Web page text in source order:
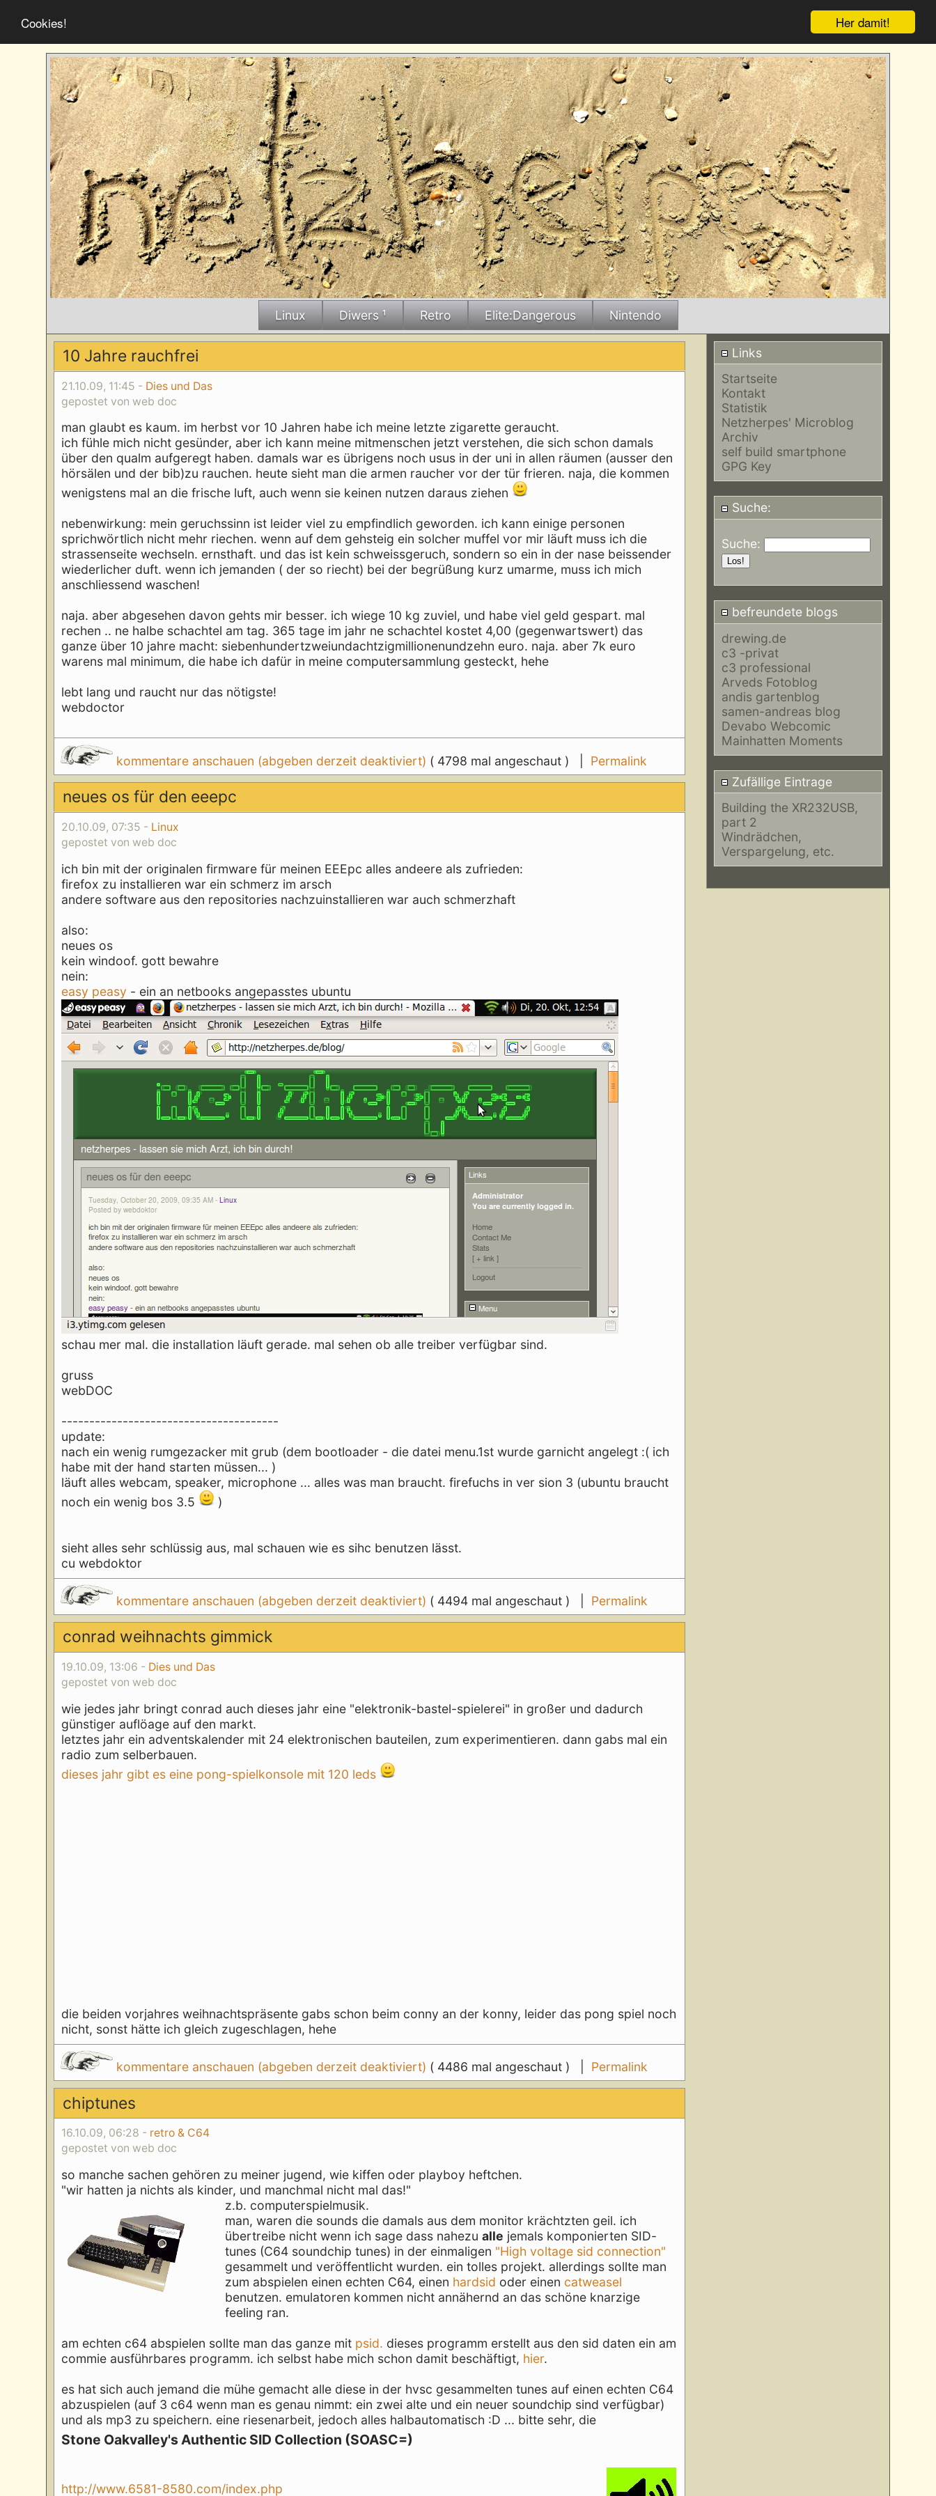
Her damit!
Cookies!
Linux Diwers ¹ Retro Elite:Dangerous Nintendo
Links
Startseite
Kontakt
Statistik
Netzherpes' Microblog
Archiv
self build smartphone
GPG Key
Suche:
Suche:
befreundete blogs
drewing.de
c3 -privat
c3 professional
Arveds Fotoblog
andis gartenblog
samen-andreas blog
Devabo Webcomic
Mainhatten Moments
Zufällige Eintrage
Building the XR232USB,
part 2
Windrädchen,
Verspargelung, etc.
10 Jahre rauchfrei
21.10.09, 11:45 - Dies und Das
gepostet von web doc
man glaubt es kaum. im herbst vor 10 Jahren habe ich meine letzte zigarette geraucht.
ich fühle mich nicht gesünder, aber ich kann meine mitmenschen jetzt verstehen, die sich schon damals
über den qualm aufgeregt haben. damals war es übrigens noch usus in der uni in allen räumen (ausser den
hörsälen und der bib)zu rauchen. heute sieht man die armen raucher vor der tür frieren. naja, die kommen
wenigstens mal an die frische luft, auch wenn sie keinen nutzen daraus ziehen
nebenwirkung: mein geruchssinn ist leider viel zu empfindlich geworden. ich kann einige personen
sprichwörtlich nicht mehr riechen. wenn auf dem gehsteig ein solcher muffel vor mir läuft muss ich die
strassenseite wechseln. ernsthaft. und das ist kein schweissgeruch, sondern so ein in der nase beissender
wiederlicher duft. wenn ich jemanden ( der so riecht) bei der begrüßung kurz umarme, muss ich mich
anschliessend waschen!
naja. aber abgesehen davon gehts mir besser. ich wiege 10 kg zuviel, und habe viel geld gespart. mal
rechen .. ne halbe schachtel am tag. 365 tage im jahr ne schachtel kostet 4,00 (gegenwartswert) das
ganze über 10 jahre macht: siebenhundertzweiundachtzigmillionenundzehn euro. naja. aber 7k euro
warens mal minimum, die habe ich dafür in meine computersammlung gesteckt, hehe
lebt lang und raucht nur das nötigste!
webdoctor
kommentare anschauen (abgeben derzeit deaktiviert) ( 4798 mal angeschaut ) | Permalink
neues os für den eeepc
20.10.09, 07:35 - Linux
gepostet von web doc
ich bin mit der originalen firmware für meinen EEEpc alles andeere als zufrieden:
firefox zu installieren war ein schmerz im arsch
andere software aus den repositories nachzuinstallieren war auch schmerzhaft
also:
neues os
kein windoof. gott bewahre
nein:
easy peasy - ein an netbooks angepasstes ubuntu
schau mer mal. die installation läuft gerade. mal sehen ob alle treiber verfügbar sind.
gruss
webDOC
---------------------------------------
update:
nach ein wenig rumgezacker mit grub (dem bootloader - die datei menu.1st wurde garnicht angelegt :( ich
habe mit der hand starten müssen... )
läuft alles webcam, speaker, microphone ... alles was man braucht. firefuchs in ver sion 3 (ubuntu braucht
noch ein wenig bos 3.5
)
sieht alles sehr schlüssig aus, mal schauen wie es sihc benutzen lässt.
cu webdoktor
kommentare anschauen (abgeben derzeit deaktiviert) ( 4494 mal angeschaut ) | Permalink
conrad weihnachts gimmick
19.10.09, 13:06 - Dies und Das
gepostet von web doc
wie jedes jahr bringt conrad auch dieses jahr eine "elektronik-bastel-spielerei" in großer und dadurch
günstiger auflöage auf den markt.
letztes jahr ein adventskalender mit 24 elektronischen bauteilen, zum experimentieren. dann gabs mal ein
radio zum selberbauen.
dieses jahr gibt es eine pong-spielkonsole mit 120 leds
die beiden vorjahres weihnachtspräsente gabs schon beim conny an der konny, leider das pong spiel noch
nicht, sonst hätte ich gleich zugeschlagen, hehe
kommentare anschauen (abgeben derzeit deaktiviert) ( 4486 mal angeschaut ) | Permalink
chiptunes
16.10.09, 06:28 - retro & C64
gepostet von web doc
so manche sachen gehören zu meiner jugend, wie kiffen oder playboy heftchen.
"wir hatten ja nichts als kinder, und manchmal nicht mal das!"
z.b. computerspielmusik.
man, waren die sounds die damals aus dem monitor krächtzten geil. ich
übertreibe nicht wenn ich sage dass nahezualle jemals komponierten SID-
tunes (C64 soundchip tunes) in der einmaligen "High voltage sid connection"
gesammelt und veröffentlicht wurden. ein tolles projekt. allerdings sollte man
zum abspielen einen echten C64, einen hardsid oder einen catweasel
benutzen. emulatoren kommen nicht annähernd an das schöne knarzige
feeling ran.
am echten c64 abspielen sollte man das ganze mit psid. dieses programm erstellt aus den sid daten ein am
commie ausführbares programm. ich selbst habe mich schon damit beschäftigt, hier.
es hat sich auch jemand die mühe gemacht alle diese in der hvsc gesammelten tunes auf einen echten C64
abzuspielen (auf 3 c64 wenn man es genau nimmt: ein zwei alte und ein neuer soundchip sind verfügbar)
und als mp3 zu speichern. eine riesenarbeit, jedoch alles halbautomatisch :D ... bitte sehr, die
Stone Oakvalley's Authentic SID Collection (SOASC=)
http://www.6581-8580.com/index.php